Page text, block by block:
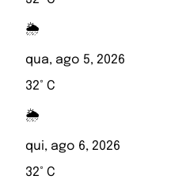
🌦️
qua, ago 5, 2026
32° C
🌦️
qui, ago 6, 2026
32° C